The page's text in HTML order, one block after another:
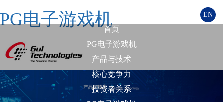
PG电子游戏机 EN
首页
PG电子游戏机
产品与技术
核心竞争力
投资者关系